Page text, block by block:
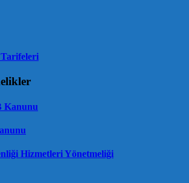
Tarifeleri
Kanunu
Hizmetleri Yönetmeliği